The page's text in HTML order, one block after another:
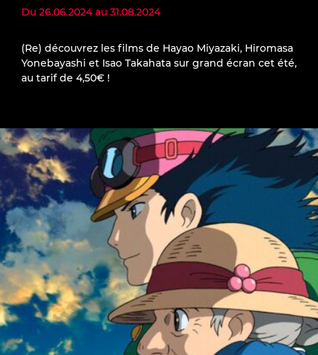
Du 26.06.2024au 31.08.2024
(Re) découvrez les films de Hayao Miyazaki, Hiromasa
Yonebayashi et Isao Takahata sur grand écran cet été,
au tarif de 4,50€ !